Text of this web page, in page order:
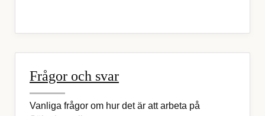
Frågor och svar
Vanliga frågor om hur det är att arbeta på